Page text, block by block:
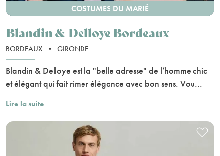
COSTUMES DU MARIÉ
Blandin & Delloye Bordeaux
BORDEAUX • GIRONDE
Blandin & Delloye est la "belle adresse" de l’homme chic
et élégant qui fait rimer élégance avec bon sens. Vou...
Lire la suite